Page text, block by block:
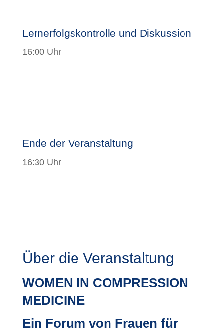
Lernerfolgskontrolle und Diskussion
16:00 Uhr
Ende der Veranstaltung
16:30 Uhr
Über die Veranstaltung
WOMEN IN COMPRESSION
MEDICINE
Ein Forum von Frauen für